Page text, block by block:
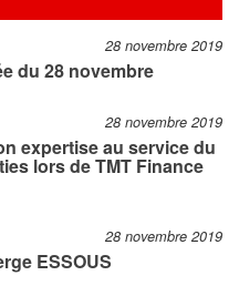
28 novembre 2019
du 28 novembre
28 novembre 2019
expertise au service du
lors de TMT Finance
28 novembre 2019
ESSOUS